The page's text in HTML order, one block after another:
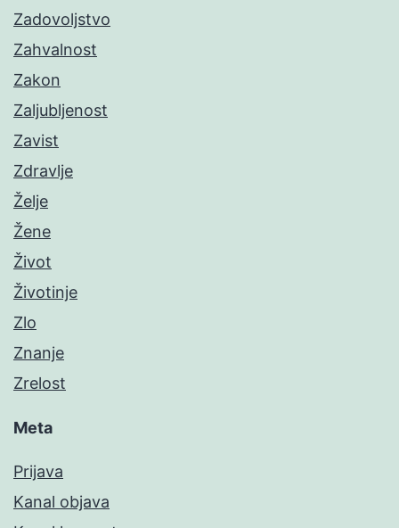
Zadovoljstvo
Zahvalnost
Zakon
Zaljubljenost
Zavist
Zdravlje
Želje
Žene
Život
Životinje
Zlo
Znanje
Zrelost
Meta
Prijava
Kanal objava